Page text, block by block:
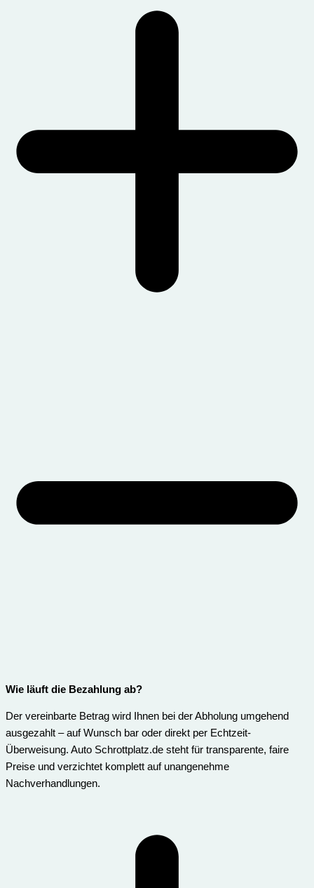
Wie läuft die Bezahlung ab?
Der vereinbarte Betrag wird Ihnen bei der Abholung umgehend
ausgezahlt – auf Wunsch bar oder direkt per Echtzeit-
Überweisung. Auto Schrottplatz.de steht für transparente, faire
Preise und verzichtet komplett auf unangenehme
Nachverhandlungen.